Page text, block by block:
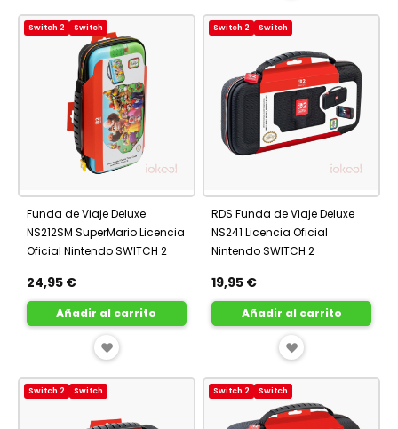
FAVORITOS
Switch 2 Switch
Funda de Viaje Deluxe
NS212SM SuperMario Licencia
Oficial Nintendo SWITCH 2
24,95 €
Añadir al carrito
AÑADIR
Switch 2 Switch
RDS Funda de Viaje Deluxe
NS241 Licencia Oficial
Nintendo SWITCH 2
19,95 €
Añadir al carrito
AÑADIR
Switch 2 Switch Switch 2 Switch